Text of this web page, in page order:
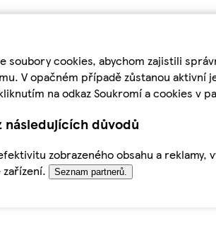
soubory cookies, abychom zajistili
V opačném případě zůstanou
na odkaz Soukromí a cookies v
následujících důvodů
zobrazeného obsahu a
Seznam partnerů.